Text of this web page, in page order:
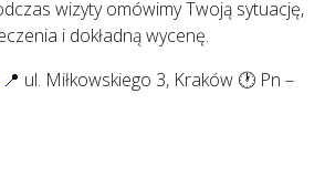
wizyty omówimy Twoją sytuację,
i dokładną wycenę.
📍 ul. Miłkowskiego 3, Kraków 🕐 Pn –